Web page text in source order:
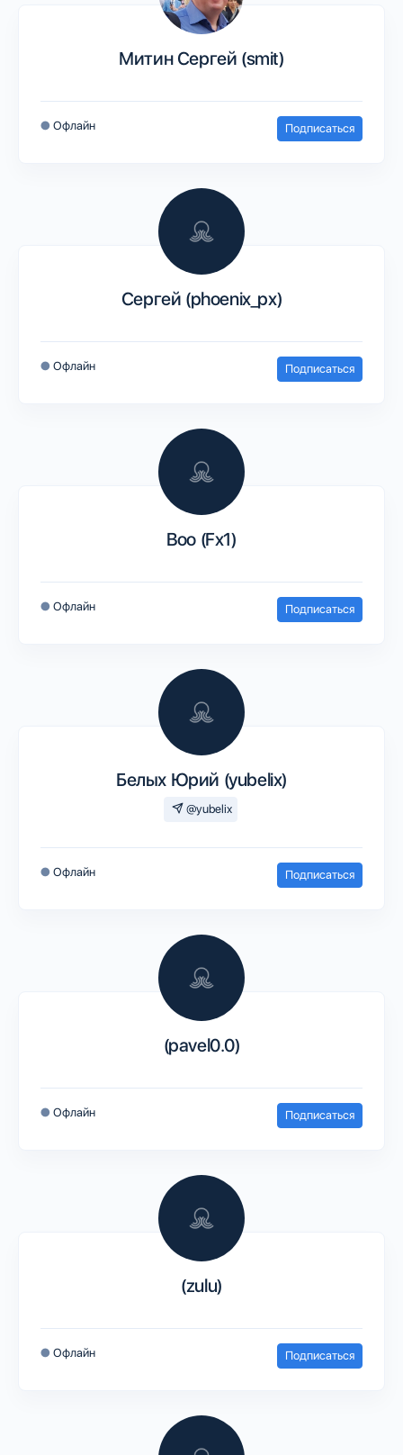
Митин Сергей (smit)
● Офлайн Подписаться
Сергей (phoenix_px)
● Офлайн Подписаться
Boo (Fx1)
● Офлайн Подписаться
Белых Юрий (yubelix)
@yubelix
● Офлайн Подписаться
(pavel0.0)
● Офлайн Подписаться
(zulu)
● Офлайн Подписаться